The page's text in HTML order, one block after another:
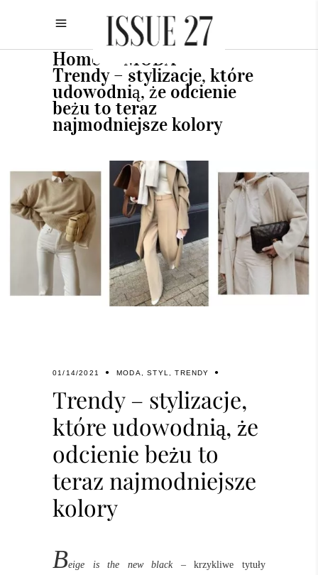
Home MODA
Trendy – stylizacje, które
udowodnią, że odcienie
beżu to teraz
najmodniejsze kolory
01/14/2021 MODA,STYL,TRENDY
Trendy – stylizacje,
które udowodnią, że
odcienie beżu to
teraz najmodniejsze
kolory
Beige is the new black– krzykliwe tytuły